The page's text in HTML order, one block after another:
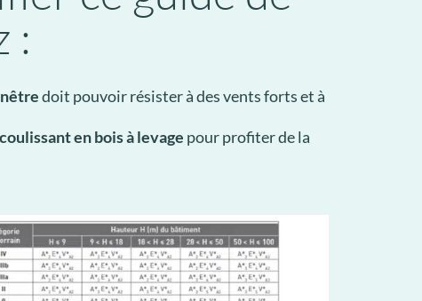
:
doit pouvoir résister à des vents forts et à
coulissant en bois à levage pour profiter de la